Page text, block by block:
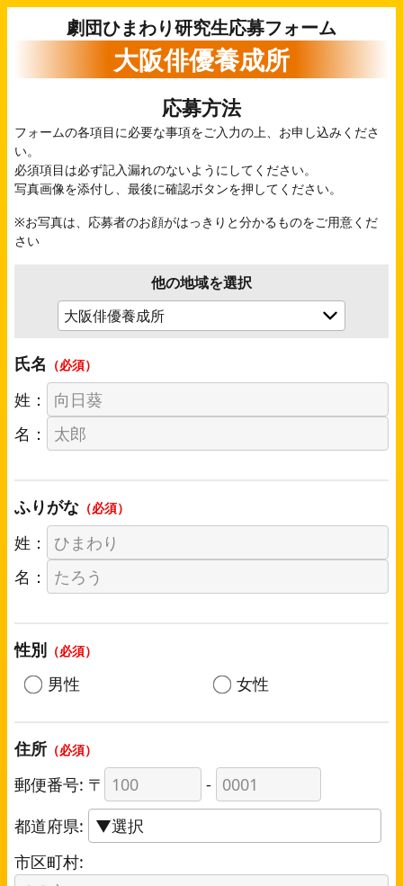
劇団ひまわり研究生応募フォーム
大阪俳優養成所
応募方法
フォームの各項目に必要な事項をご入力の上、お申し込みくださ
い。
必須項目は必ず記入漏れのないようにしてください。
写真画像を添付し、最後に確認ボタンを押してください。
※お写真は、応募者のお顔がはっきりと分かるものをご用意くだ
さい
他の地域を選択
氏名 （必須）
姓：
名：
ふりがな （必須）
姓：
名：
性別 （必須）
男性 女性
住所 （必須）
郵便番号: 〒
-
都道府県:
市区町村: